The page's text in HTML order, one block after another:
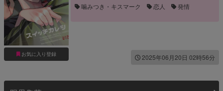
お気に入り登録
噛みつき・キスマーク
恋人 発情
2025年06月20日 02時56分